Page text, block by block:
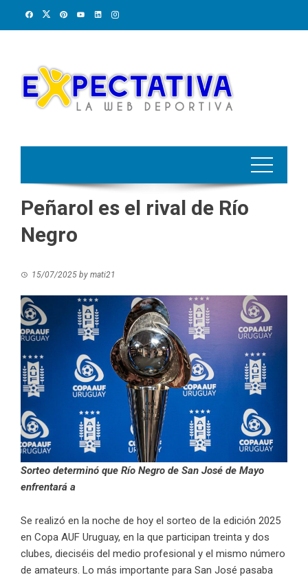
Peñarol es el rival de Río
Negro
15/07/2025 by mati21
Sorteo determinó que Río Negro de San José de Mayo
enfrentará a
Se realizó en la noche de hoy el sorteo de la edición 2025
en Copa AUF Uruguay, en la que participan treinta y dos
clubes, dieciséis del medio profesional y el mismo número
de amateurs. Lo más importante para San José pasaba